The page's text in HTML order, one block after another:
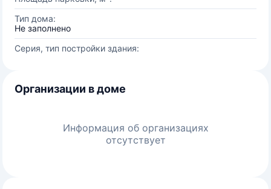
Тип дома:
Не заполнено
Серия, тип постройки здания:
Организации в доме
Информация об организациях
отсутствует